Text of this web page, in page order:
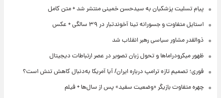
پیام تسلیت پزشکیان به سیدحسن خمینی منتشر شد + متن کامل
استایل متفاوت و جسورانه تینا آخوندتبار در ۳۹ سالگی + عکس
ذوالقدر مشاور سیاسی رهبر انقلاب شد
ظهور میکرودراماها و تحول زبان تصویر در عصر ارتباطات دیجیتال
فوری؛ تصمیم تازه ترامپ درباره ایران/ آیا آمریکا به‌دنبال کاهش تنش است؟
چهره متفاوت بازیگر «وضعیت سفید» پس از سال‌ها + فیلم